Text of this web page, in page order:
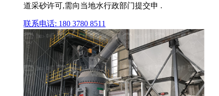
道采砂许可,需向当地水行政部门提交申 .
联系电话: 180 3780 8511